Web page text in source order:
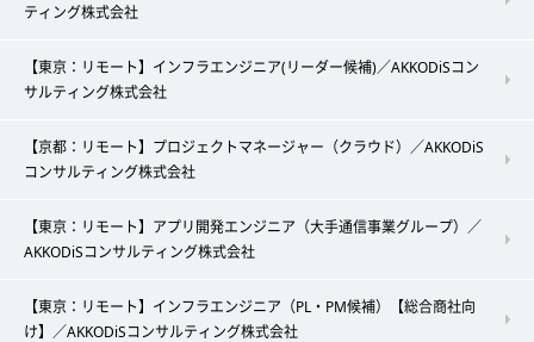
ティング株式会社
【東京：リモート】インフラエンジニア(リーダー候補)／AKKODiSコン
サルティング株式会社
【京都：リモート】プロジェクトマネージャー（クラウド）／AKKODiS
コンサルティング株式会社
【東京：リモート】アプリ開発エンジニア（大手通信事業グループ）／
AKKODiSコンサルティング株式会社
【東京：リモート】インフラエンジニア（PL・PM候補）【総合商社向
け】／AKKODiSコンサルティング株式会社